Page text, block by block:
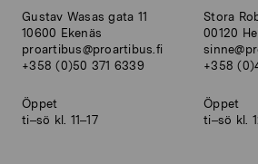
Gustav Wasas gata 11
10600 Ekenäs
proartibus@proartibus.fi
+358 (0)50 371 6339
Öppet
ti–sö kl. 11–17
Stora
00120
+358
Öppet
ti–sö kl.